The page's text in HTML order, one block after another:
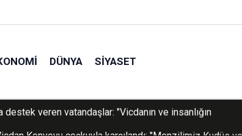
DÜNYA SIYASET
Konvoyu coşkuyla karşılandı: "Menzilimiz Kudüs ve